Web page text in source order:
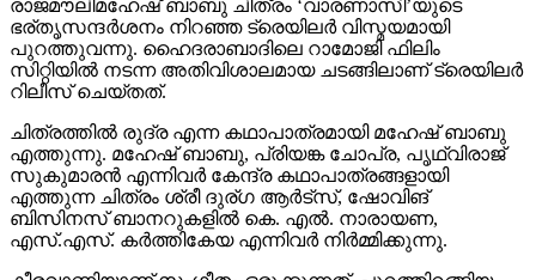
ചിത്രത്തില്‍ രുദ്ര എന്ന കഥാപാത്രമായി മഹേഷ് ബാബു
എത്തുന്നു. മഹേഷ് ബാബു, പ്രിയങ്ക ചോപ്ര, പൃഥ്വിരാജ്
സുകുമാരന്‍ എന്നിവര്‍ കേന്ദ്ര കഥാപാത്രങ്ങളായി
എത്തുന്ന ചിത്രം ശ്രീ ദുര്ഗ ആര്‍ട്‌സ്, ഷോവിങ്
ബിസിനസ് ബാനറുകളില്‍ കെ. എല്‍. നാരായണ,
എസ്.എസ്. കര്‍ത്തികേയ എന്നിവര്‍ നിര്‍മ്മിക്കുന്നു.
കീരവാണിയാണ് സംഗീതം ഒരുക്കുന്നത്. പുറത്തിറങ്ങിയ
മണിക്കൂറുകള്‍ക്കുള്ളില്‍ തന്നെ 5 മില്യണിലധികം
കാഴ്ചകളുമായി ട്രെയിലര്‍ ലോകവ്യാപകമായി
ട്രെന്‍ഡിങ് പട്ടികയില്‍ മുന്നിലാണ്. 130ണ്മ100 അടി
വലുപ്പത്തിലുള്ള പ്രത്യേക സ്‌ക്രീനില്‍ പ്രേക്ഷകര്‍ക്ക്
മുന്നില്‍ ട്രെയിലര്‍ പ്രദര്‍ശിപ്പിച്ചു.